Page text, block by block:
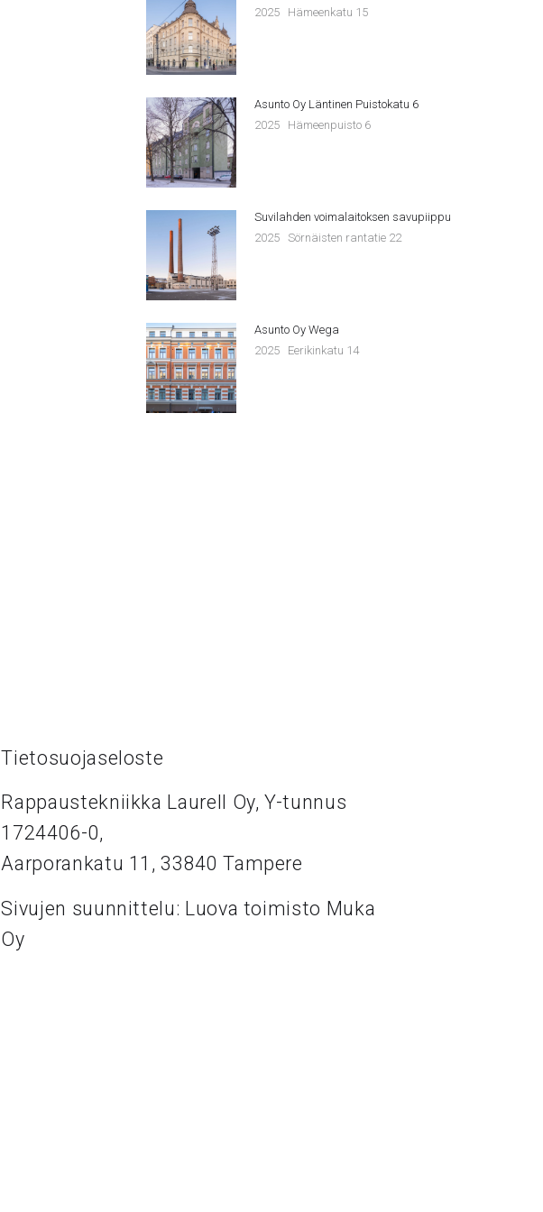
2025
Hämeenkatu 15
Asunto Oy Läntinen Puistokatu 6
2025
Hämeenpuisto 6
Suvilahden voimalaitoksen savupiippu
2025 Sörnäisten rantatie 22
Asunto Oy Wega
2025
Eerikinkatu 14
Tietosuojaseloste
Rappaustekniikka Laurell Oy, Y-tunnus
1724406-0,
Aarporankatu 11, 33840 Tampere
Sivujen suunnittelu: Luova toimisto Muka
Oy